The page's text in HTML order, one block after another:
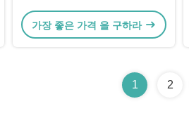
능과 장수력
가장 좋은 가격 을 구하라
1 2